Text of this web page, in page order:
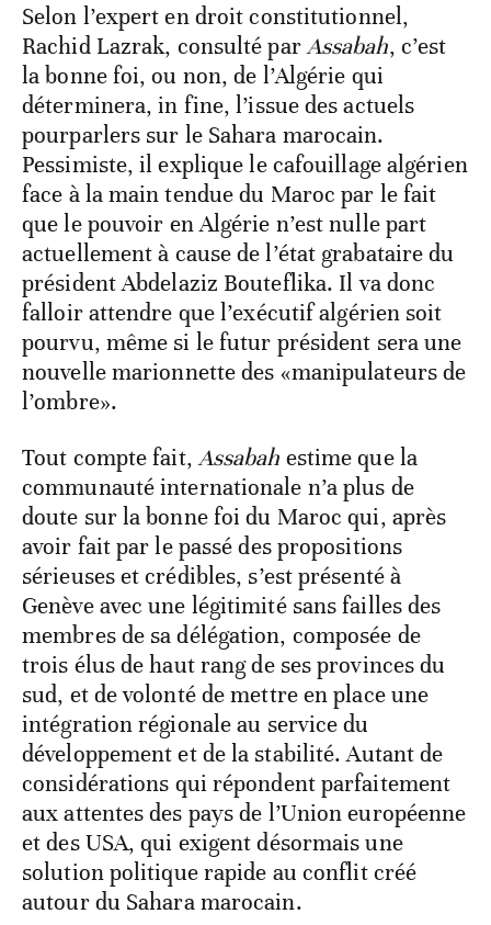
Selon l’expert en droit constitutionnel,
Rachid Lazrak, consulté parAssabah, c’est
la bonne foi, ou non, de l’Algérie qui
déterminera, in fine, l’issue des actuels
pourparlers sur le Sahara marocain.
Pessimiste, il explique le cafouillage algérien
face à la main tendue du Maroc par le fait
que le pouvoir en Algérie n’est nulle part
actuellement à cause de l’état grabataire du
président Abdelaziz Bouteflika. Il va donc
falloir attendre que l’exécutif algérien soit
pourvu, même si le futur président sera une
nouvelle marionnette des «manipulateurs de
l’ombre».
Tout compte fait,Assabah estime que la
communauté internationale n’a plus de
doute sur la bonne foi du Maroc qui, après
avoir fait par le passé des propositions
sérieuses et crédibles, s’est présenté à
Genève avec une légitimité sans failles des
membres de sa délégation, composée de
trois élus de haut rang de ses provinces du
sud, et de volonté de mettre en place une
intégration régionale au service du
développement et de la stabilité. Autant de
considérations qui répondent parfaitement
aux attentes des pays de l’Union européenne
et des USA, qui exigent désormais une
solution politique rapide au conflit créé
autour du Sahara marocain.